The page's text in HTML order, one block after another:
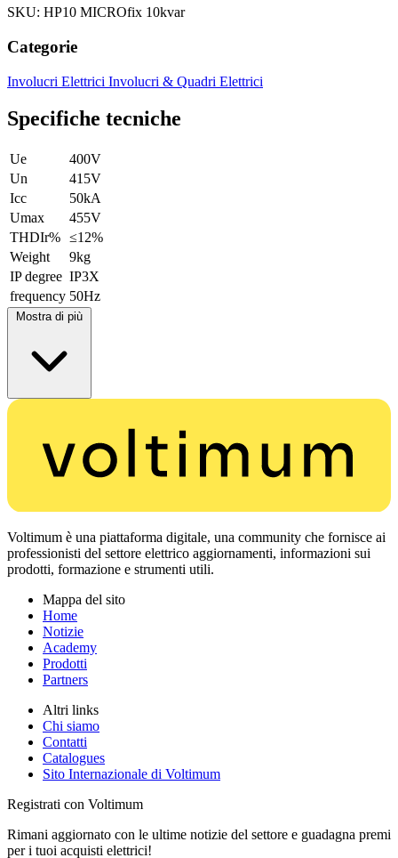
SKU: HP10 MICROfix 10kvar
Categorie
Involucri Elettrici Involucri & Quadri Elettrici
Specifiche tecniche
Ue
400V
Un
415V
Icc
50kA
Umax
455V
THDIr% ≤12%
Weight
9kg
IP degree IP3X
frequency 50Hz
Mostra di più
Voltimum è una piattaforma digitale, una community che fornisce ai
professionisti del settore elettrico aggiornamenti, informazioni sui
prodotti, formazione e strumenti utili.
Mappa del sito
Home
Notizie
Academy
Prodotti
Partners
Altri links
Chi siamo
Contatti
Catalogues
Sito Internazionale di Voltimum
Registrati con Voltimum
Rimani aggiornato con le ultime notizie del settore e guadagna premi
per i tuoi acquisti elettrici!